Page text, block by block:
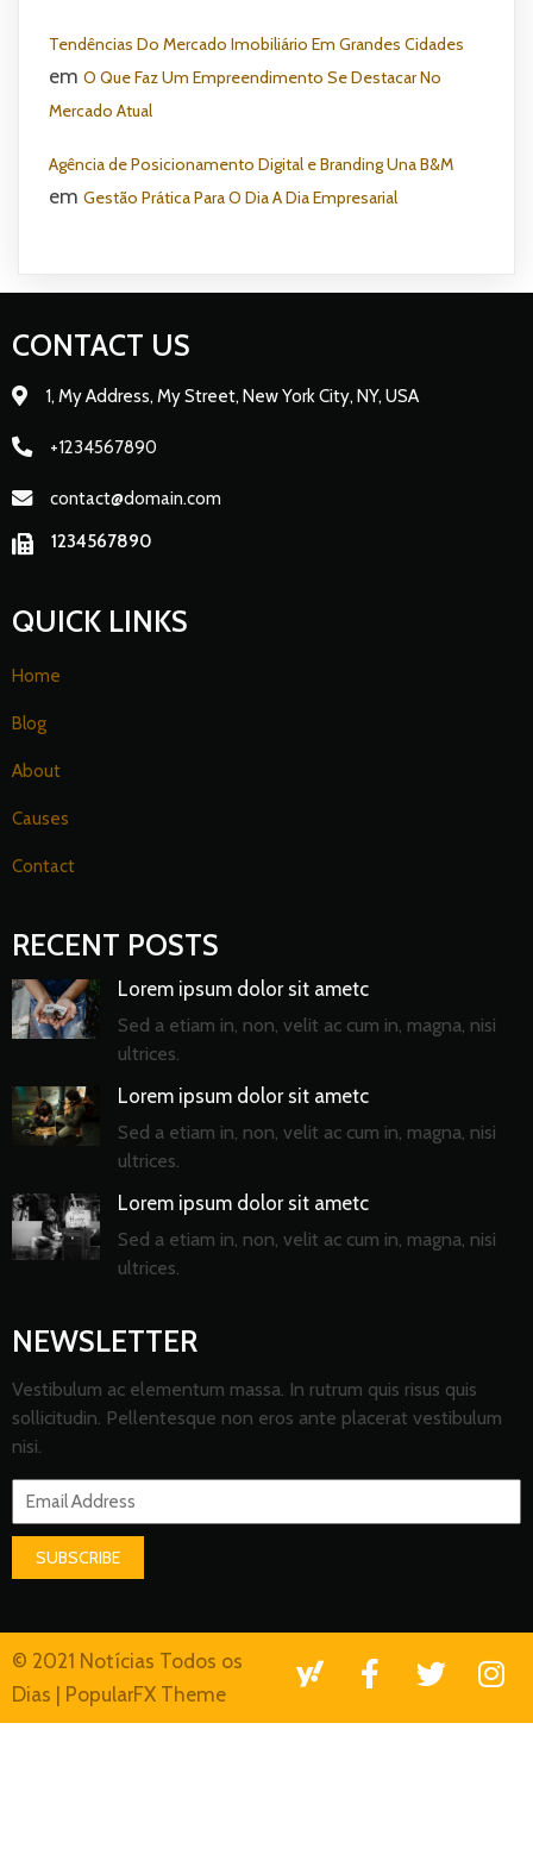
Tendências Do Mercado Imobiliário Em Grandes Cidades
em O Que Faz Um Empreendimento Se Destacar No
Mercado Atual
Agência de Posicionamento Digital e Branding Una B&M
em Gestão Prática Para O Dia A Dia Empresarial
CONTACT US
1, My Address, My Street, New York City, NY, USA
+1234567890
contact@domain.com
1234567890
QUICK LINKS
Home
Blog
About
Causes
Contact
RECENT POSTS
Lorem ipsum dolor sit ametc
Sed a etiam in, non, velit ac cum in, magna, nisi
ultrices.
Lorem ipsum dolor sit ametc
Sed a etiam in, non, velit ac cum in, magna, nisi
ultrices.
Lorem ipsum dolor sit ametc
Sed a etiam in, non, velit ac cum in, magna, nisi
ultrices.
NEWSLETTER
Vestibulum ac elementum massa. In rutrum quis risus quis
sollicitudin. Pellentesque non eros ante placerat vestibulum
nisi.
SUBSCRIBE
© 2021 Notícias Todos os
Dias | PopularFX Theme